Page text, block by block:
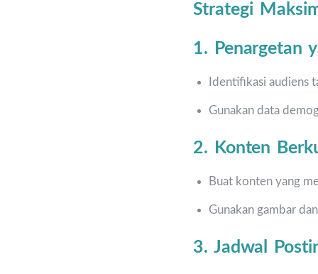
Strategi
1. Penargetan
Identifikasi audiens
Gunakan data
2. Konten
Buat konten yang
Gunakan gambar
3. Jadwal